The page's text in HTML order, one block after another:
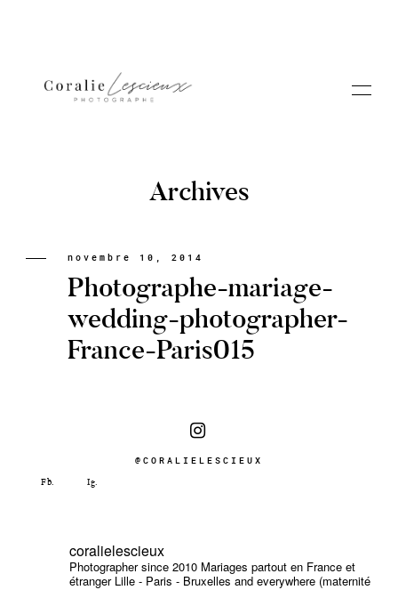
Portfolio
A PROPOS CORALIE
Archives
novembre 10, 2014
Photographe-mariage-
wedding-photographer-
France-Paris015
@CORALIELESCIEUX
coralielescieux
Photographer since 2010 Mariages partout en France et
étranger Lille - Paris - Bruxelles and everywhere (maternité